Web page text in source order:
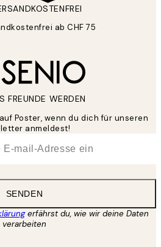
ab CHF 75
FREUNDE WERDEN
Poster, wenn du dich für unseren
anmeldest!
SENDEN
erfährst du, wie wir deine Daten
verarbeiten